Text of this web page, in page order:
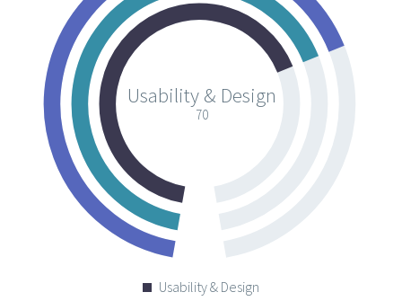
Usability & Design
70
Usability & Design